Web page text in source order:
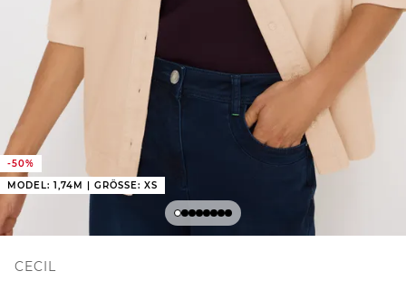
-50%
MODEL: 1,74M | GRÖSSE: XS
CECIL